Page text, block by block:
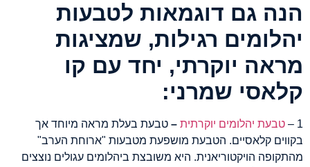
הנה גם דוגמאות לטבעות
יהלומים רגילות, שמציגות
מראה יוקרתי, יחד עם קו
קלאסי שמרני:
1 – טבעת יהלומים יוקרתית – טבעת בעלת מראה מיוחד אך
בקווים קלאסיים. הטבעת מושפעת מטבעות "ארוחת הערב"
מהתקופה הויקטוריאנית. היא משובצת ביהלומים עגולים נוצצים